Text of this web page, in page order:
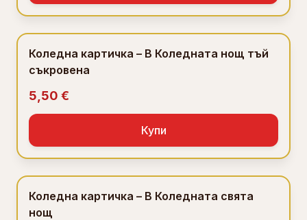
Коледна картичка – В Коледната нощ тъй
съкровена
5,50 €
Купи
Коледна картичка – В Коледната свята
нощ